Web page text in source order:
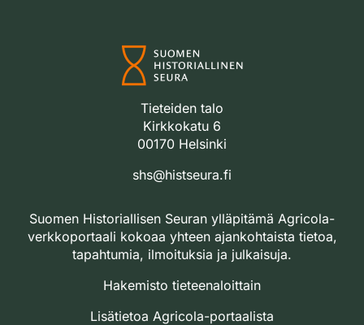
Tieteiden talo
Kirkkokatu 6
00170 Helsinki
shs@histseura.fi
Suomen Historiallisen Seuran ylläpitämä Agricola-
verkkoportaali kokoaa yhteen ajankohtaista tietoa,
tapahtumia, ilmoituksia ja julkaisuja.
Hakemisto tieteenaloittain
Lisätietoa Agricola-portaalista